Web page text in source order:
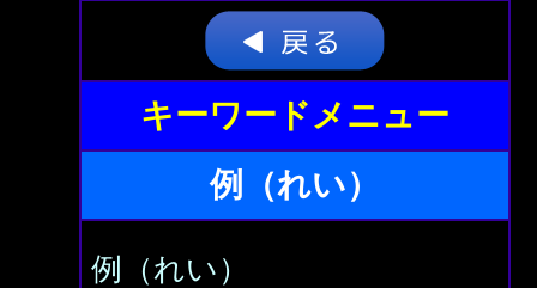
キーワードメニュー
例（れい）
例（れい）